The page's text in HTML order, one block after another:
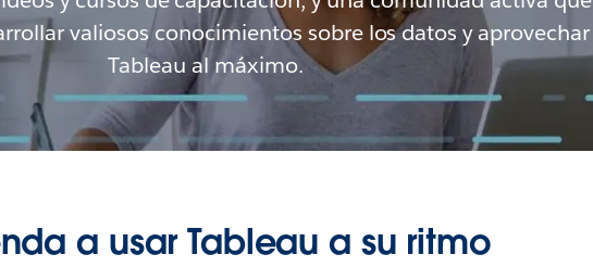
valiosos conocimientos sobre los datos y aprovechar
Tableau al máximo.
a usar Tableau a su ritmo